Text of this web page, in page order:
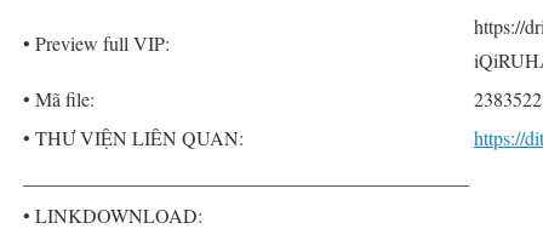
• Preview full VIP:
https://
• Mã file:
• THƯ VIỆN LIÊN QUAN:
https://
• LINKDOWNLOAD: